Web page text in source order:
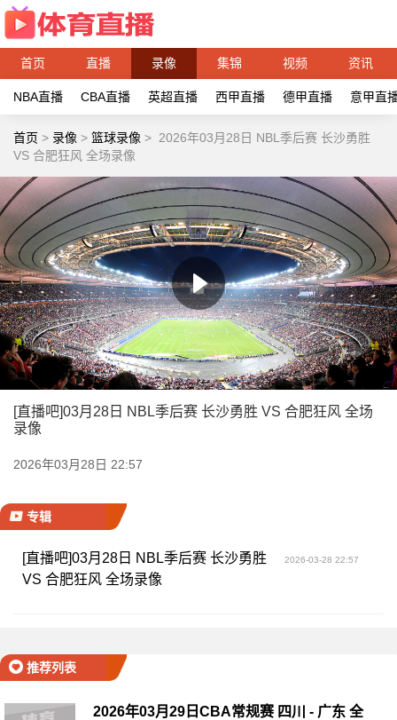
首页 直播 录像 集锦 视频 资讯
NBA直播 CBA直播 英超直播 西甲直播 德甲直播 意甲直
首页 > 录像 > 篮球录像 > 2026年03月28日 NBL季后赛 长沙勇胜
VS 合肥狂风 全场录像
[直播吧]03月28日 NBL季后赛 长沙勇胜 VS 合肥狂风 全场
录像
2026年03月28日 22:57
专辑
[直播吧]03月28日 NBL季后赛 长沙勇胜
VS 合肥狂风 全场录像
2026-03-28 22:57
推荐列表
2026年03月29日CBA常规赛 四川 - 广东 全